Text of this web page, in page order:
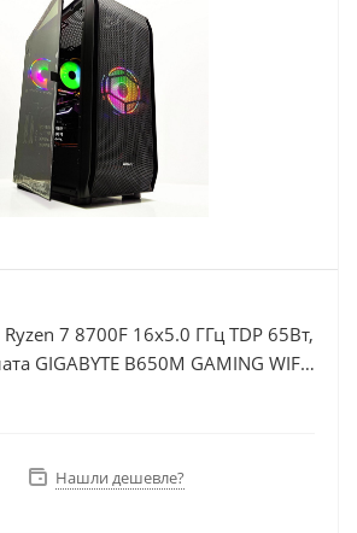
7 8700F 16x5.0 ГГц TDP 65Вт,
GIGABYTE B650M GAMING WIFI,
1650 4Гб, Память DDR5 32Gb,
Нашли дешевле?